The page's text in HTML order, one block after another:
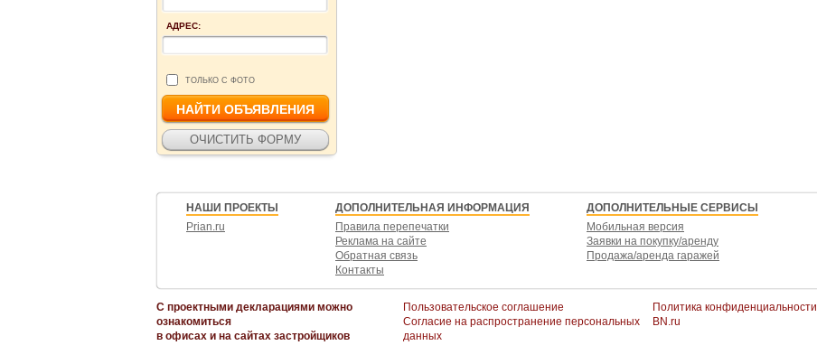
АДРЕС:
ТОЛЬКО С ФОТО
НАШИ ПРОЕКТЫ
Prian.ru
ДОПОЛНИТЕЛЬНАЯ ИНФОРМАЦИЯ
Правила перепечатки
Реклама на сайте
Обратная связь
Контакты
ДОПОЛНИТЕЛЬНЫЕ СЕРВИСЫ
Мобильная версия
Заявки на покупку/аренду
Продажа/аренда гаражей
С проектными декларациями можно
ознакомиться
в офисах и на сайтах застройщиков
Пользовательское соглашение
Согласие на распространение персональных
данных
Политика конфиденциальности
BN.ru